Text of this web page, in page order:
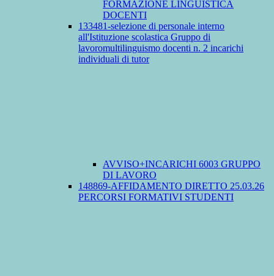
FORMAZIONE LINGUISTICA
DOCENTI
133481-selezione di personale interno
all'Istituzione scolastica Gruppo di
lavoromultilinguismo docenti n. 2 incarichi
individuali di tutor
AVVISO+INCARICHI 6003 GRUPPO
DI LAVORO
148869-AFFIDAMENTO DIRETTO 25.03.26
PERCORSI FORMATIVI STUDENTI